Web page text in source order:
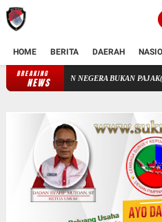
HOME BERITA DAERAH
BREAKING
NEWSPENGELOLAAN KEUANGAN